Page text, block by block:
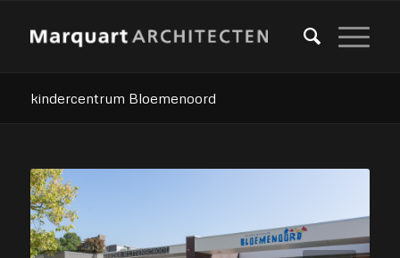
kindercentrum Bloemenoord